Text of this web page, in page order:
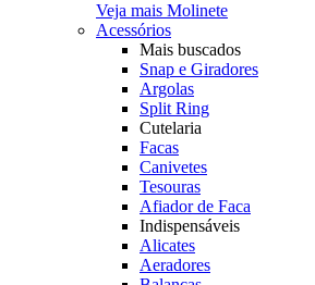
Veja mais Molinete
Acessórios
Mais buscados
Snap e Giradores
Argolas
Split Ring
Cutelaria
Facas
Canivetes
Tesouras
Afiador de Faca
Indispensáveis
Alicates
Aeradores